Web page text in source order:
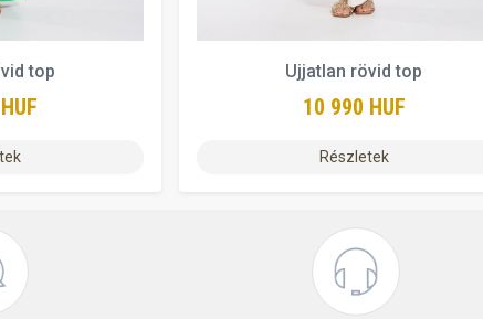
top Ujjatlan rövid top
10 990 HUF
Részletek